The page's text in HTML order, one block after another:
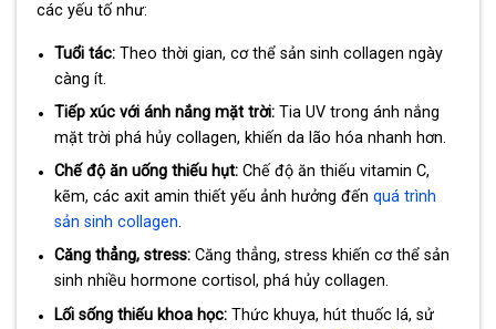
các yếu tố như:
Tuổi tác:Theo thời gian, cơ thể sản sinh collagen ngày
càng ít.
Tiếp xúc với ánh nắng mặt trời:Tia UV trong ánh nắng
mặt trời phá hủy collagen, khiến da lão hóa nhanh hơn.
Chế độ ăn uống thiếu hụt:Chế độ ăn thiếu vitamin C,
kẽm, các axit amin thiết yếu ảnh hưởng đến quá trình
sản sinh collagen.
Căng thẳng, stress:Căng thẳng, stress khiến cơ thể sản
sinh nhiều hormone cortisol, phá hủy collagen.
Lối sống thiếu khoa học:Thức khuya, hút thuốc lá, sử